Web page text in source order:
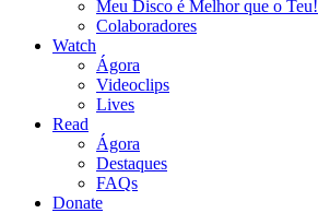
Meu Disco é Melhor que o Teu!
Colaboradores
Watch
Ágora
Videoclips
Lives
Read
Ágora
Destaques
FAQs
Donate